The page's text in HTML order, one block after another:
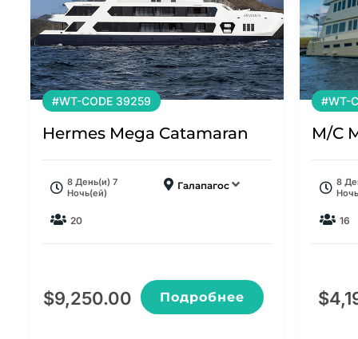
#WT-CODE 39259
Hermes Mega Catamaran
8 День(и) 7
Ночь(ей)
Галапагос
20
$9,250.00 Подробнее
#WT-
M/C
8
16
$